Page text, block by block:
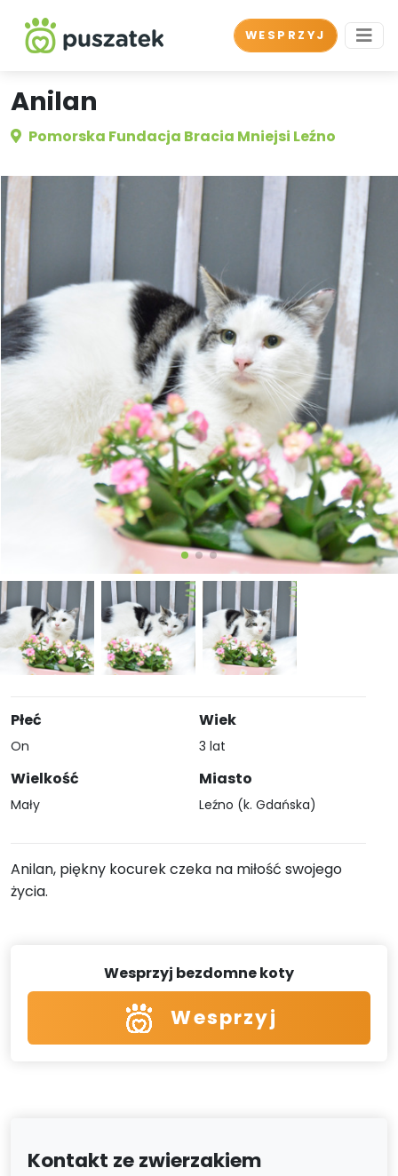
WESPRZYJ
Anilan
Pomorska Fundacja Bracia Mniejsi Leźno
Płeć
On
Wielkość
Mały
Wiek
3 lat
Miasto
Leźno (k. Gdańska)
Anilan, piękny kocurek czeka na miłość swojego
życia.
Wesprzyj bezdomne koty
Wesprzyj
Kontakt ze zwierzakiem